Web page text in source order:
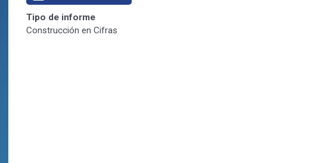
Tipo de informe
Construcción en Cifras